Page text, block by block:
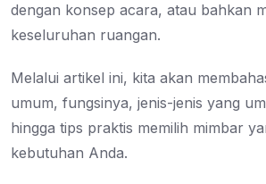
dengan konsep acara, atau bahkan
keseluruhan ruangan.
Melalui artikel ini, kita akan
umum, fungsinya, jenis-jenis yang
hingga tips praktis memilih mimbar
kebutuhan Anda.